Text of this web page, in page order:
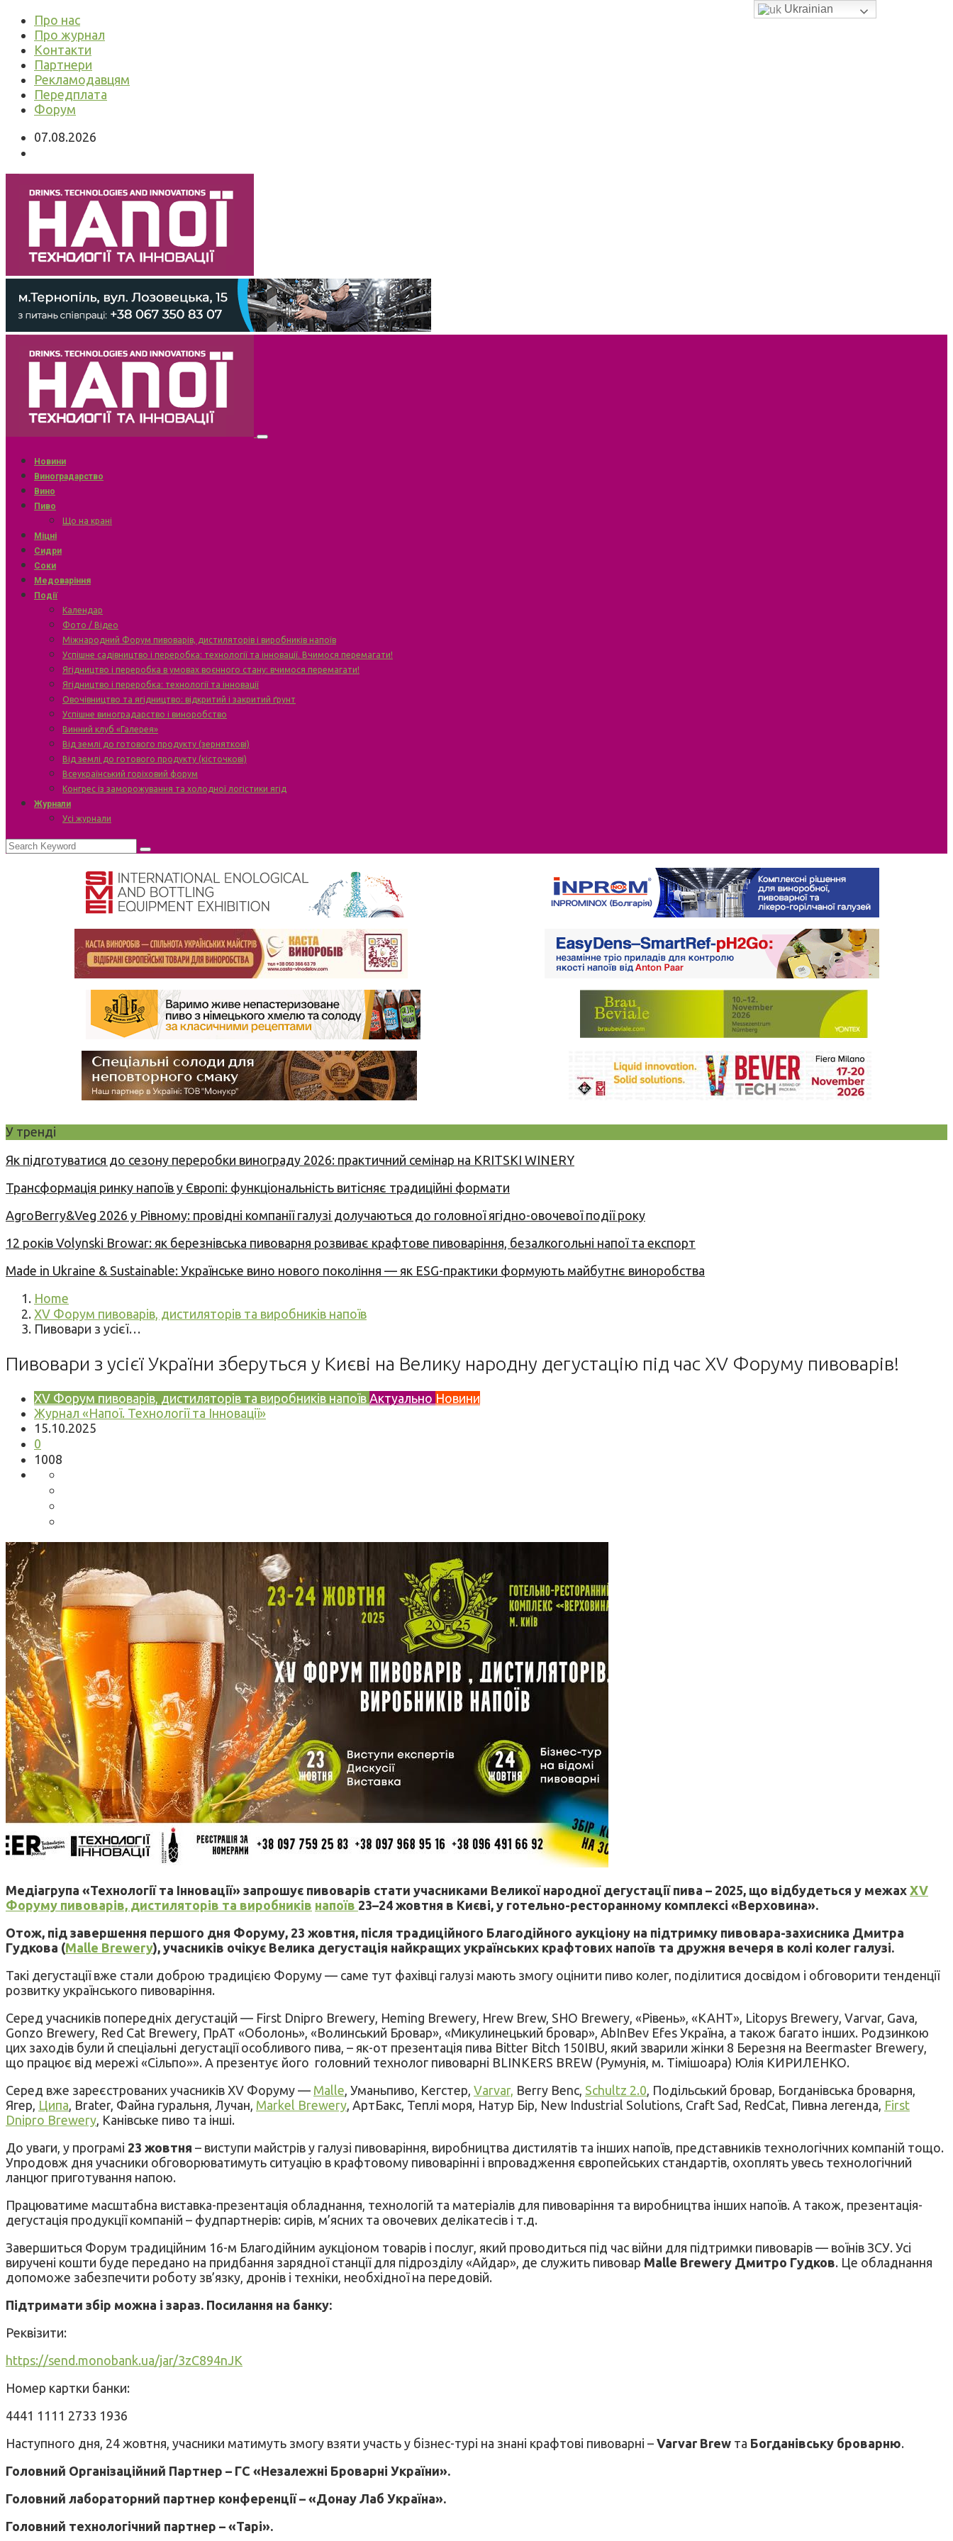
Про нас
Про журнал
Контакти
Партнери
Рекламодавцям
Передплата
Форум
07.08.2026
Новини
Виноградарство
Вино
Пиво
Що на крані
Міцні
Сидри
Соки
Медоваріння
Події
Календар
Фото / Відео
Міжнародний Форум пивоварів, дистиляторів і виробників напоїв
Успішне садівництво і переробка: технології та інновації. Вчимося перемагати!
Ягідництво і переробка в умовах воєнного стану: вчимося перемагати!
Ягідництво і переробка: технології та інновації
Овочівництво та ягідництво: відкритий і закритий ґрунт
Успішне виноградарство і виноробство
Винний клуб «Галерея»
Від землі до готового продукту (зерняткові)
Від землі до готового продукту (кісточкові)
Всеукраїнський горіховий форум
Конгрес із заморожування та холодної логістики ягід
Журнали
Усі журнали
У тренді
Як підготуватися до сезону переробки винограду 2026: практичний семінар на KRITSKI WINERY
Трансформація ринку напоїв у Європі: функціональність витісняє традиційні формати
AgroBerry&Veg 2026 у Рівному: провідні компанії галузі долучаються до головної ягідно-овочевої події року
12 років Volynski Browar: як березнівська пивоварня розвиває крафтове пивоваріння, безалкогольні напої та експорт
Made in Ukraine & Sustainable: Українське вино нового покоління — як ESG-практики формують майбутнє виноробства
Home
XV Форум пивоварів, дистиляторів та виробників напоїв
Пивовари з усієї…
Пивовари з усієї України зберуться у Києві на Велику народну дегустацію під час XV Форуму пивоварів!
XV Форум пивоварів, дистиляторів та виробників напоїв Актуально Новини
Журнал «Напої. Технології та Інновації»
15.10.2025
0
1008
Медіагрупа «Технології та Інновації» запрошує пивоварів стати учасниками Великої народної дегустації пива – 2025, що відбудеться у межах XV
Форуму пивоварів, дистиляторів та виробників напоїв 23–24 жовтня в Києві, у готельно-ресторанному комплексі «Верховина».
Отож, під завершення першого дня Форуму, 23 жовтня, після традиційного Благодійного аукціону на підтримку пивовара-захисника Дмитра
Гудкова (Malle Brewery), учасників очікує Велика дегустація найкращих українських крафтових напоїв та дружня вечеря в колі колег галузі.
Такі дегустації вже стали доброю традицією Форуму — саме тут фахівці галузі мають змогу оцінити пиво колег, поділитися досвідом і обговорити тенденції
розвитку українського пивоваріння.
Серед учасників попередніх дегустацій — First Dnipro Brewery, Heming Brewery, Hrew Brew, SHO Brewery, «Рівень», «КАНТ», Litopys Brewery, Varvar, Gava,
Gonzo Brewery, Red Cat Brewery, ПрАТ «Оболонь», «Волинський Бровар», «Микулинецький бровар», AbInBev Efes Україна, а також багато інших. Родзинкою
цих заходів були й спеціальні дегустації особливого пива, – як-от презентація пива Bitter Bitch 150IBU, який зварили жінки 8 Березня на Beermaster Brewery,
що працює від мережі «Сільпо»». А презентує його головний технолог пивоварні BLINKERS BREW (Румунія, м. Тімішоара) Юлія КИРИЛЕНКО.
Серед вже зареєстрованих учасників XV Форуму — Malle , Уманьпиво, Кегстер, Varvar, Berry Benc, Schultz 2.0 , Подільський бровар, Богданівська броварня,
Ягер, Ципа , Brater, Файна гуральня, Лучан, Markel Brewery , АртБакс, Теплі моря, Натур Бір, New Industrial Solutions, Craft Sad, RedCat, Пивна легенда, First
Dnipro Brewery , Канівське пиво та інші.
До уваги, у програмі 23 жовтня – виступи майстрів у галузі пивоваріння, виробництва дистилятів та інших напоїв, представників технологічних компаній тощо.
Упродовж дня учасники обговорюватимуть ситуацію в крафтовому пивоварінні і впровадження європейських стандартів, охоплять увесь технологічний
ланцюг приготування напою.
Працюватиме масштабна виставка-презентація обладнання, технологій та матеріалів для пивоваріння та виробництва інших напоїв. А також, презентація-
дегустація продукції компаній – фудпартнерів: сирів, м’ясних та овочевих делікатесів і т.д.
Завершиться Форум традиційним 16-м Благодійним аукціоном товарів і послуг, який проводиться під час війни для підтримки пивоварів — воїнів ЗСУ. Усі
виручені кошти буде передано на придбання зарядної станції для підрозділу «Айдар», де служить пивовар Malle Brewery Дмитро Гудков. Це обладнання
допоможе забезпечити роботу зв’язку, дронів і техніки, необхідної на передовій.
Підтримати збір можна і зараз. Посилання на банку:
Реквізити:
https://send.monobank.ua/jar/3zC894nJK
Номер картки банки:
4441 1111 2733 1936
Наступного дня, 24 жовтня, учасники матимуть змогу взяти участь у бізнес-турі на знані крафтові пивоварні – Varvar Brew та Богданівську броварню.
Головний Організаційний Партнер – ГС «Незалежні Броварні України».
Головний лабораторний партнер конференції – «Донау Лаб Україна».
Головний технологічний партнер – «Tapi».
Ukrainian